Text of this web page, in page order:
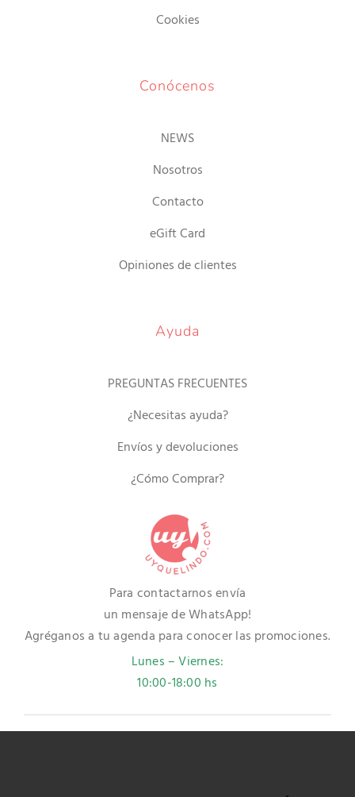
Cookies
Conócenos
NEWS
Nosotros
Contacto
eGift Card
Opiniones de clientes
Ayuda
PREGUNTAS FRECUENTES
¿Necesitas ayuda?
Envíos y devoluciones
¿Cómo Comprar?
Para contactarnos envía
un mensaje de WhatsApp!
Agréganos a tu agenda para conocer las promociones.
Lunes – Viernes:
10:00-18:00 hs